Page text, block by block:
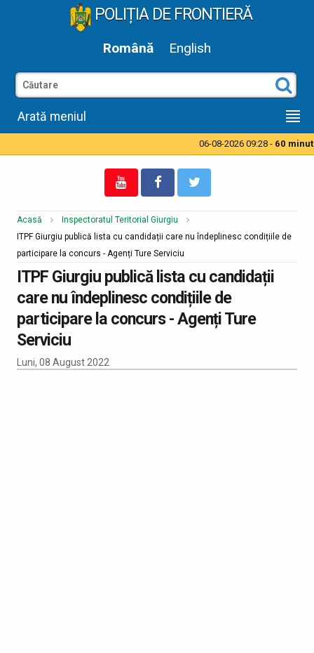
POLIȚIA DE FRONTIERĂ
Română English
Arată meniul
06-08-2026 09:28 - 60
Acasă
Inspectoratul Teritorial Giurgiu
ITPF Giurgiu publică lista cu candidații care nu îndeplinesc condițiile de
participare la concurs - Agenți Ture Serviciu
ITPF Giurgiu publică lista cu candidații
care nu îndeplinesc condițiile de
participare la concurs - Agenți Ture
Serviciu
Luni, 08 August 2022